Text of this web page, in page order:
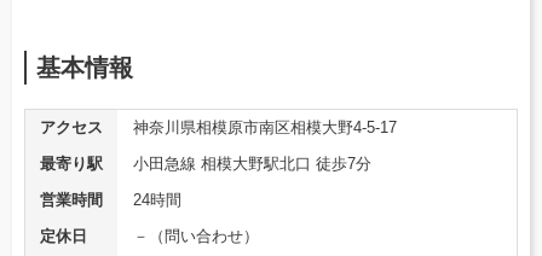
基本情報
アクセス
神奈川県相模原市南区相模大野4-5-17
最寄り駅
小田急線 相模大野駅北口 徒歩7分
営業時間
24時間
定休日
－（問い合わせ）